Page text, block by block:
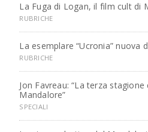
La Fuga di Logan, il film cult di
RUBRICHE
La esemplare “Ucronia” nuova
RUBRICHE
Jon Favreau: “La terza
Mandalore”
SPECIALI